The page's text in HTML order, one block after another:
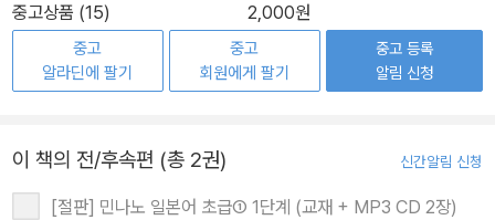
중고상품 (15) 2,000원
중고
알라딘에 팔기
중고
회원에게 팔기
중고 등록
알림 신청
이 책의 전/후속편 (총 2권) 신간알림 신청
[절판] 민나노 일본어 초급① 1단계 (교재 + MP3 CD 2장)